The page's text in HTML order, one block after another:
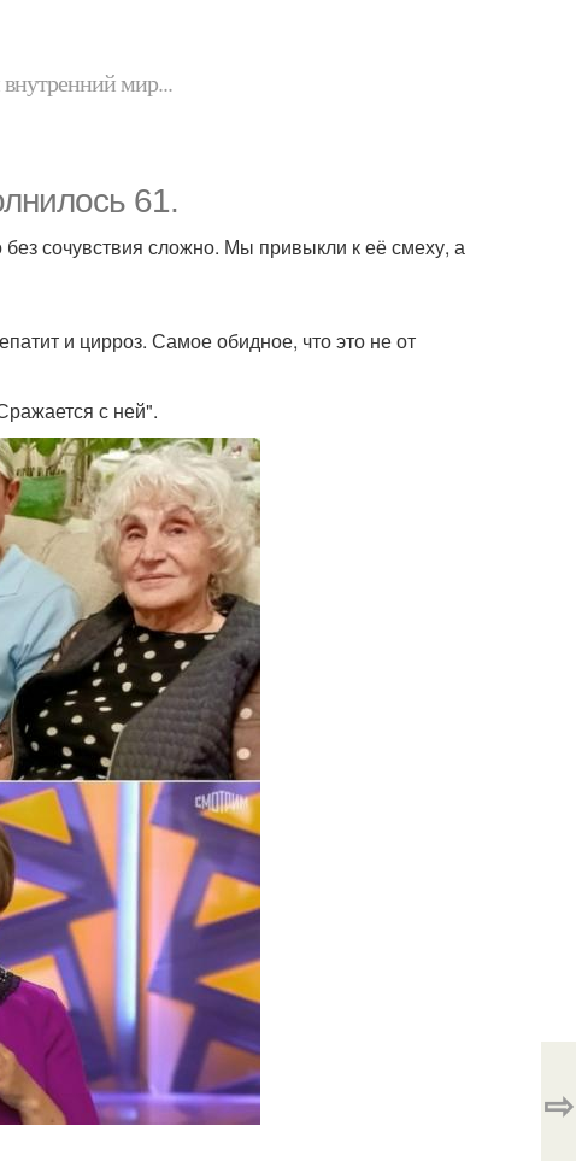
внутренний мир...
61.
сочувствия сложно. Мы привыкли к её смеху, а
и цирроз. Самое обидное, что это не от
с ней".
⇨